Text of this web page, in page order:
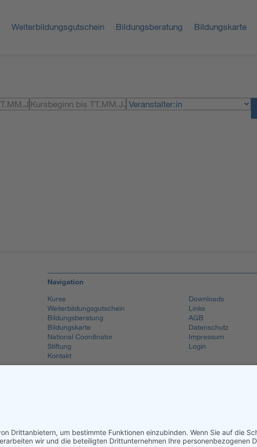
Weiterbildungsgutschein Bildungsberatung Bildungskarte
Navigation
Kurse
Weiterbildungsgutschein
Bildungsberatung
Bildungskarte
National Coordinator
Stiftung
Kontakt
Downloads
Links
AGB
Datenschutz
Impressum
Login